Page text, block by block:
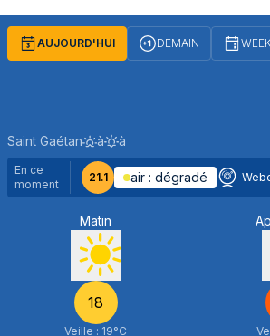
AUJOURD'HUI DEMAIN
vendredi 7 août
Saint GaétanLevé du soleil
à Couché du soleil
à
En ce
moment
21.1 air : dégradé
Matin
18
Veille : 19°C